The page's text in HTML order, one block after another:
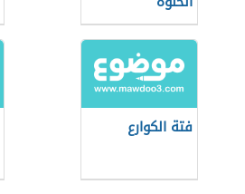
فتة الكوارع